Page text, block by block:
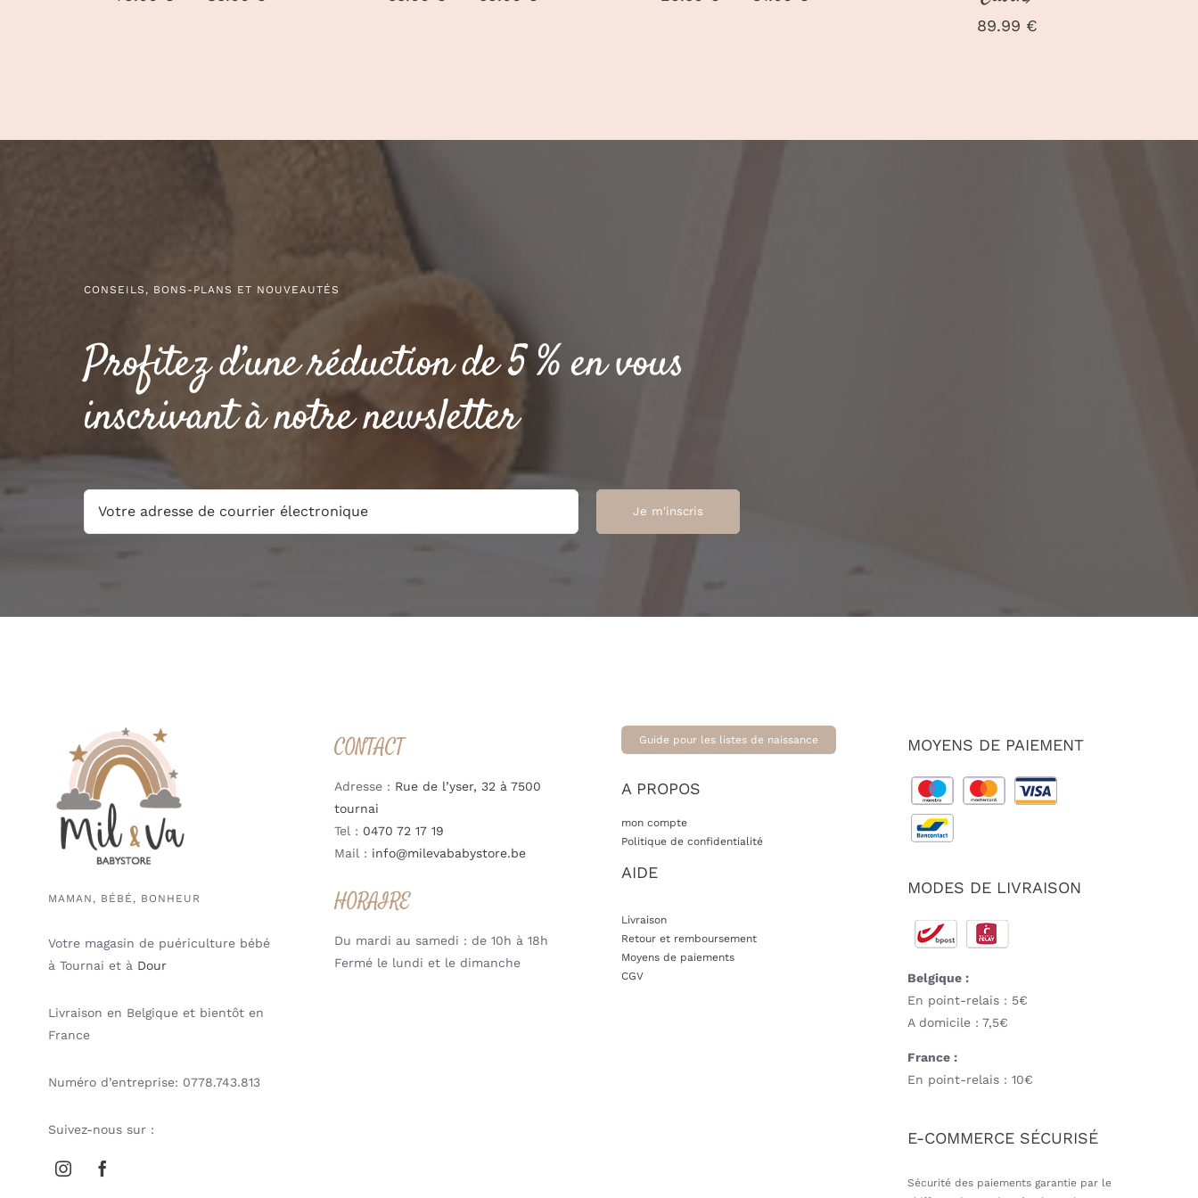
85.00 €
59.00 €
31.00 €
89.99 €
CONSEILS, BONS-PLANS ET NOUVEAUTÉS
Profitez d’une réduction de 5 % en vous
inscrivant à notre newsletter
MAMAN, BÉBÉ, BONHEUR
Votre magasin de puériculture bébé
à Tournai et à Dour
Livraison en Belgique et bientôt en
France
Numéro d’entreprise: 0778.743.813
Suivez-nous sur :
CONTACT
Adresse : Rue de l’yser, 32 à 7500
tournai
Tel : 0470 72 17 19
Mail : info@milevababystore.be
HORAIRE
Du mardi au samedi : de 10h à 18h
Fermé le lundi et le dimanche
Guide pour les listes de naissance
A PROPOS
mon compte
Politique de confidentialité
AIDE
Livraison
Retour et remboursement
Moyens de paiements
CGV
MOYENS DE PAIEMENT
MODES DE LIVRAISON
Belgique :
En point-relais : 5€
A domicile : 7,5€
France :
En point-relais : 10€
E-COMMERCE SÉCURISÉ
Sécurité des paiements garantie par le